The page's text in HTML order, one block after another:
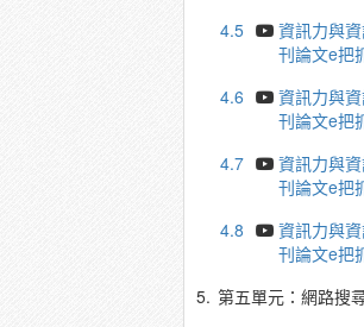
4.5
資訊力與
刊論文e
4.6
資訊力與
刊論文e
4.7
資訊力與
刊論文e
4.8
資訊力與
刊論文e
5. 第五單元：網路搜